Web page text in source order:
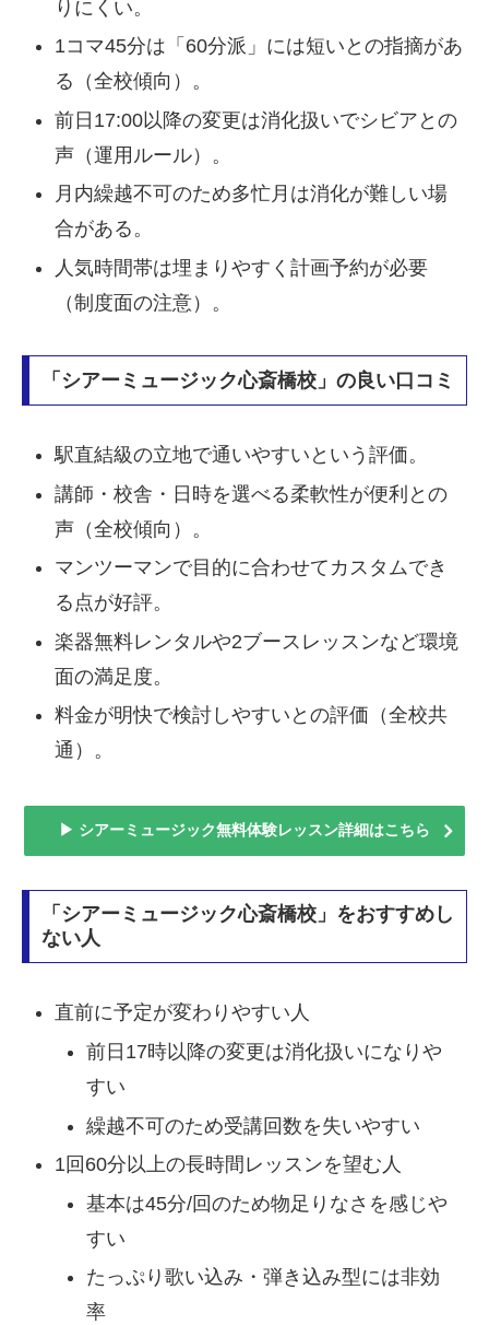
りにくい。
1コマ45分は「60分派」には短いとの指摘があ
る（全校傾向）。
前日17:00以降の変更は消化扱いでシビアとの
声（運用ルール）。
月内繰越不可のため多忙月は消化が難しい場
合がある。
人気時間帯は埋まりやすく計画予約が必要
（制度面の注意）。
「シアーミュージック心斎橋校」の良い口コミ
駅直結級の立地で通いやすいという評価。
講師・校舎・日時を選べる柔軟性が便利との
声（全校傾向）。
マンツーマンで目的に合わせてカスタムでき
る点が好評。
楽器無料レンタルや2ブースレッスンなど環境
面の満足度。
料金が明快で検討しやすいとの評価（全校共
通）。
▶ シアーミュージック無料体験レッスン詳細はこちら
「シアーミュージック心斎橋校」をおすすめし
ない人
直前に予定が変わりやすい人
前日17時以降の変更は消化扱いになりや
すい
繰越不可のため受講回数を失いやすい
1回60分以上の長時間レッスンを望む人
基本は45分/回のため物足りなさを感じや
すい
たっぷり歌い込み・弾き込み型には非効
率